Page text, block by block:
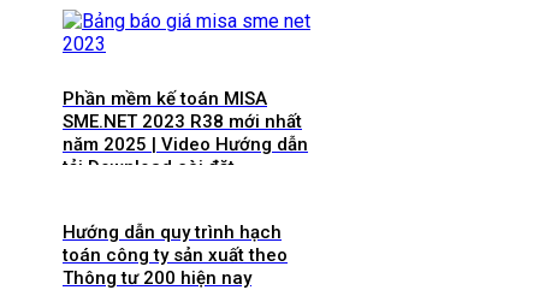
Phần mềm kế toán MISA
SME.NET 2023 R38 mới nhất
năm 2025 | Video Hướng dẫn
tải Download cài đặt
Hướng dẫn quy trình hạch
toán công ty sản xuất theo
Thông tư 200 hiện nay